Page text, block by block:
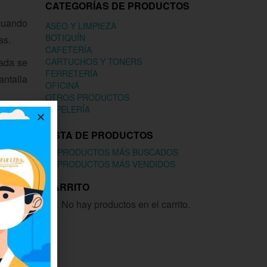
se
más
una
con
CATEGORÍAS DE PRODUCTOS
ASEO Y LIMPIEZA
BOTIQUÍN
CAFETERÍA
CARTUCHOS Y TONERS
FERRETERÍA
OFICINA
OTROS PRODUCTOS
PAPELERÍA
LISTA DE PRODUCTOS
PRODUCTOS MÁS BUSCADOS
PRODUCTOS MÁS VENDIDOS
CARRITO
No hay productos en el carrito.